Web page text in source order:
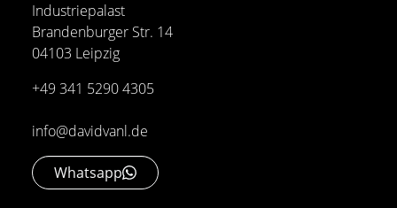
Industriepalast
Brandenburger Str. 14
04103 Leipzig
+49 341 5290 4305
info@davidvanl.de
Whatsapp